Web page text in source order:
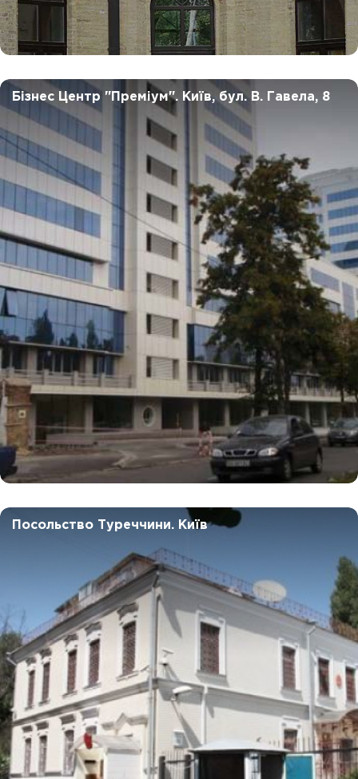
Бізнес Центр "Преміум". Київ, бул. В. Гавела, 8
Посольство Туреччини. Київ